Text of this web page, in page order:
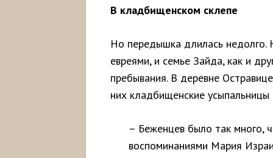
В кладбищенском склепе
Но передышка длилась
евреями, и семье Зайда, как и
пребывания. В деревне
них кладбищенские
– Беженцев было так много,
воспоминаниями Мария